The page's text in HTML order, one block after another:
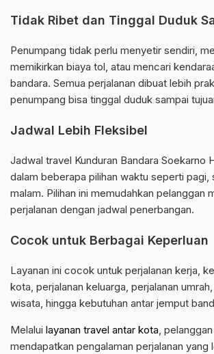
Tidak Ribet dan Tinggal Duduk
Penumpang tidak perlu menyetir sendiri,
memikirkan biaya tol, atau mencari
bandara. Semua perjalanan dibuat lebih
penumpang bisa tinggal duduk sampai
Jadwal Lebih Fleksibel
Jadwal travel Kunduran Bandara Soekarno
dalam beberapa pilihan waktu seperti pagi,
malam. Pilihan ini memudahkan pelanggan
perjalanan dengan jadwal penerbangan.
Cocok untuk Berbagai Keperluan
Layanan ini cocok untuk perjalanan kerja,
kota, perjalanan keluarga, perjalanan
wisata, hingga kebutuhan antar jemput
Melalui layanan travel antar kota,
mendapatkan pengalaman perjalanan yang